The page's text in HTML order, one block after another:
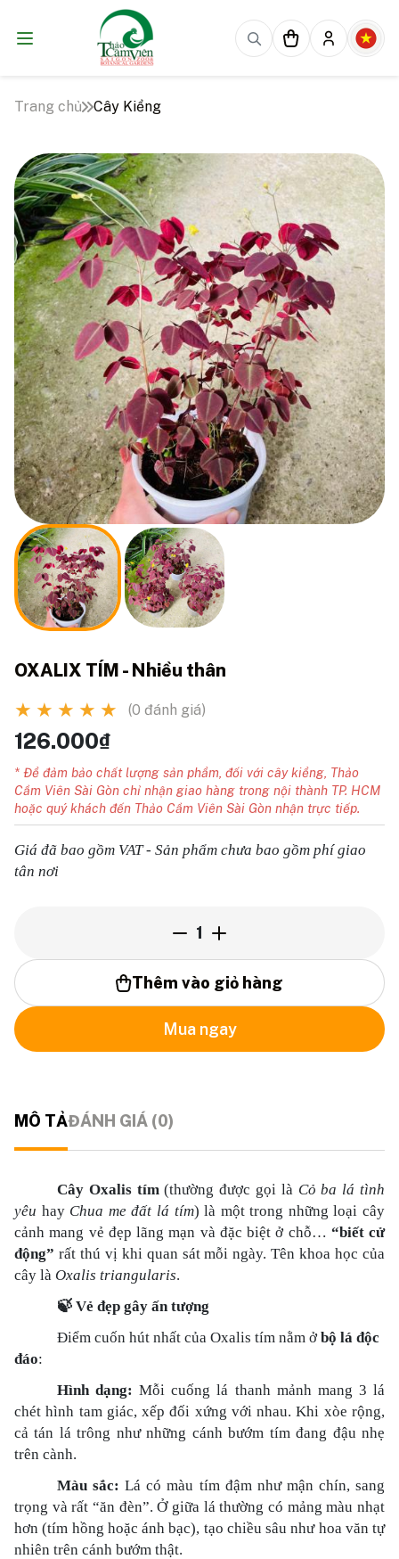
Trang chủ Cây Kiểng
OXALIX TÍM - Nhiều thân
★ ★ ★ ★ ★ (0 đánh giá)
126.000₫
* Để đảm bảo chất lượng sản phẩm, đối với cây kiểng, Thảo
Cầm Viên Sài Gòn chỉ nhận giao hàng trong nội thành TP. HCM
hoặc quý khách đến Thảo Cầm Viên Sài Gòn nhận trực tiếp.
Giá đã bao gồm VAT - Sản phẩm chưa bao gồm phí giao
tân nơi
1
Thêm vào giỏ hàng
Mua ngay
MÔ TẢĐÁNH GIÁ (0)
Cây Oxalis tím(thường được gọi là Cỏ ba lá tình
yêu hay Chua me đất lá tím) là một trong những loại cây
cảnh mang vẻ đẹp lãng mạn và đặc biệt ở chỗ… “biết cử
động” rất thú vị khi quan sát mỗi ngày. Tên khoa học của
cây là Oxalis triangularis.
🍃 Vẻ đẹp gây ấn tượng
Điểm cuốn hút nhất của Oxalis tím nằm ởbộ lá độc
đáo:
Hình dạng: Mỗi cuống lá thanh mảnh mang 3 lá
chét hình tam giác, xếp đối xứng với nhau. Khi xòe rộng,
cả tán lá trông như những cánh bướm tím đang đậu nhẹ
trên cành.
Màu sắc: Lá có màu tím đậm như mận chín, sang
trọng và rất “ăn đèn”. Ở giữa lá thường có mảng màu nhạt
hơn (tím hồng hoặc ánh bạc), tạo chiều sâu như hoa văn tự
nhiên trên cánh bướm thật.